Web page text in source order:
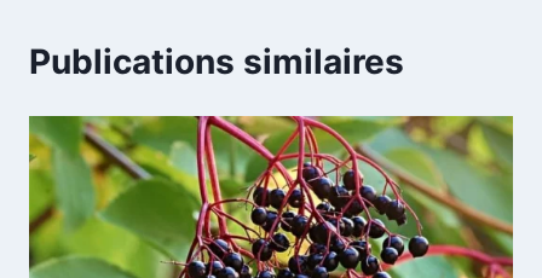
Publications similaires